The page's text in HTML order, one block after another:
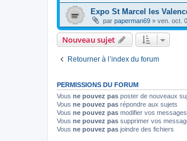
Expo St Marcel les
par paperman69 » ven. oct.
Nouveau sujet
Retourner à l’index du forum
PERMISSIONS DU FORUM
Vous ne pouvez pas poster de nouveaux
Vous ne pouvez pas répondre aux sujets
Vous ne pouvez pas modifier vos messages
Vous ne pouvez pas supprimer vos
Vous ne pouvez pas joindre des fichiers